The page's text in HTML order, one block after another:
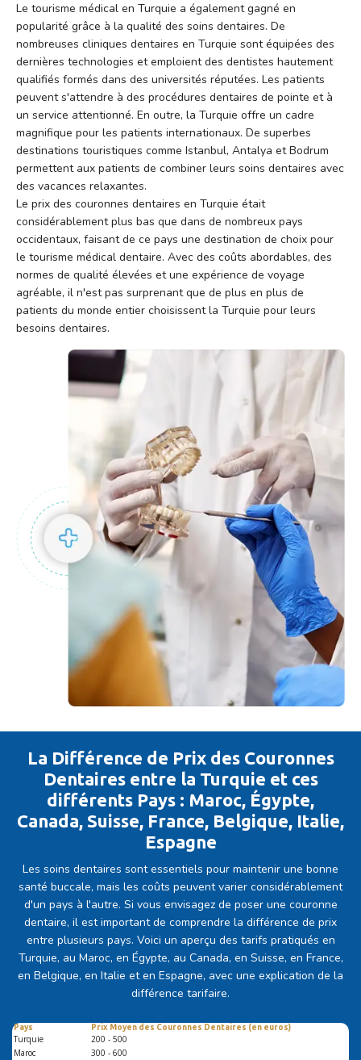
Le tourisme médical en Turquie a également gagné en
popularité grâce à la qualité des soins dentaires. De
nombreuses cliniques dentaires en Turquie sont équipées des
dernières technologies et emploient des dentistes hautement
qualifiés formés dans des universités réputées. Les patients
peuvent s'attendre à des procédures dentaires de pointe et à
un service attentionné. En outre, la Turquie offre un cadre
magnifique pour les patients internationaux. De superbes
destinations touristiques comme Istanbul, Antalya et Bodrum
permettent aux patients de combiner leurs soins dentaires avec
des vacances relaxantes.
Le prix des couronnes dentaires en Turquie était
considérablement plus bas que dans de nombreux pays
occidentaux, faisant de ce pays une destination de choix pour
le tourisme médical dentaire. Avec des coûts abordables, des
normes de qualité élevées et une expérience de voyage
agréable, il n'est pas surprenant que de plus en plus de
patients du monde entier choisissent la Turquie pour leurs
besoins dentaires.
La Différence de Prix des Couronnes
Dentaires entre la Turquie et ces
différents Pays : Maroc, Égypte,
Canada, Suisse, France, Belgique, Italie,
Espagne
Les soins dentaires sont essentiels pour maintenir une bonne
santé buccale, mais les coûts peuvent varier considérablement
d'un pays à l'autre. Si vous envisagez de poser une couronne
dentaire, il est important de comprendre la différence de prix
entre plusieurs pays. Voici un aperçu des tarifs pratiqués en
Turquie, au Maroc, en Égypte, au Canada, en Suisse, en France,
en Belgique, en Italie et en Espagne, avec une explication de la
différence tarifaire.
Pays Prix Moyen des Couronnes Dentaires (en euros)
Turquie
200 - 500
Maroc
300 - 600